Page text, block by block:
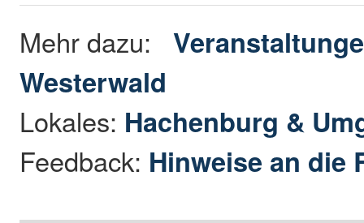
Mehr dazu:
Westerwald
Lokales: Hachenburg &
Feedback: Hinweise an die